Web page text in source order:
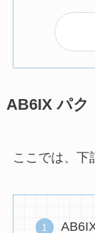
AB6IX パク
ここでは、下